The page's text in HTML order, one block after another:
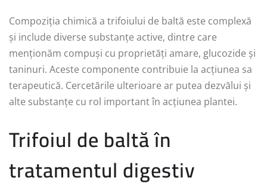
Compoziția chimică a trifoiului de baltă este complexă
și include diverse substanțe active, dintre care
menționăm compuși cu proprietăți amare, glucozide și
taninuri. Aceste componente contribuie la acțiunea sa
terapeutică. Cercetările ulterioare ar putea dezvălui și
alte substanțe cu rol important în acțiunea plantei.
Trifoiul de baltă în
tratamentul digestiv